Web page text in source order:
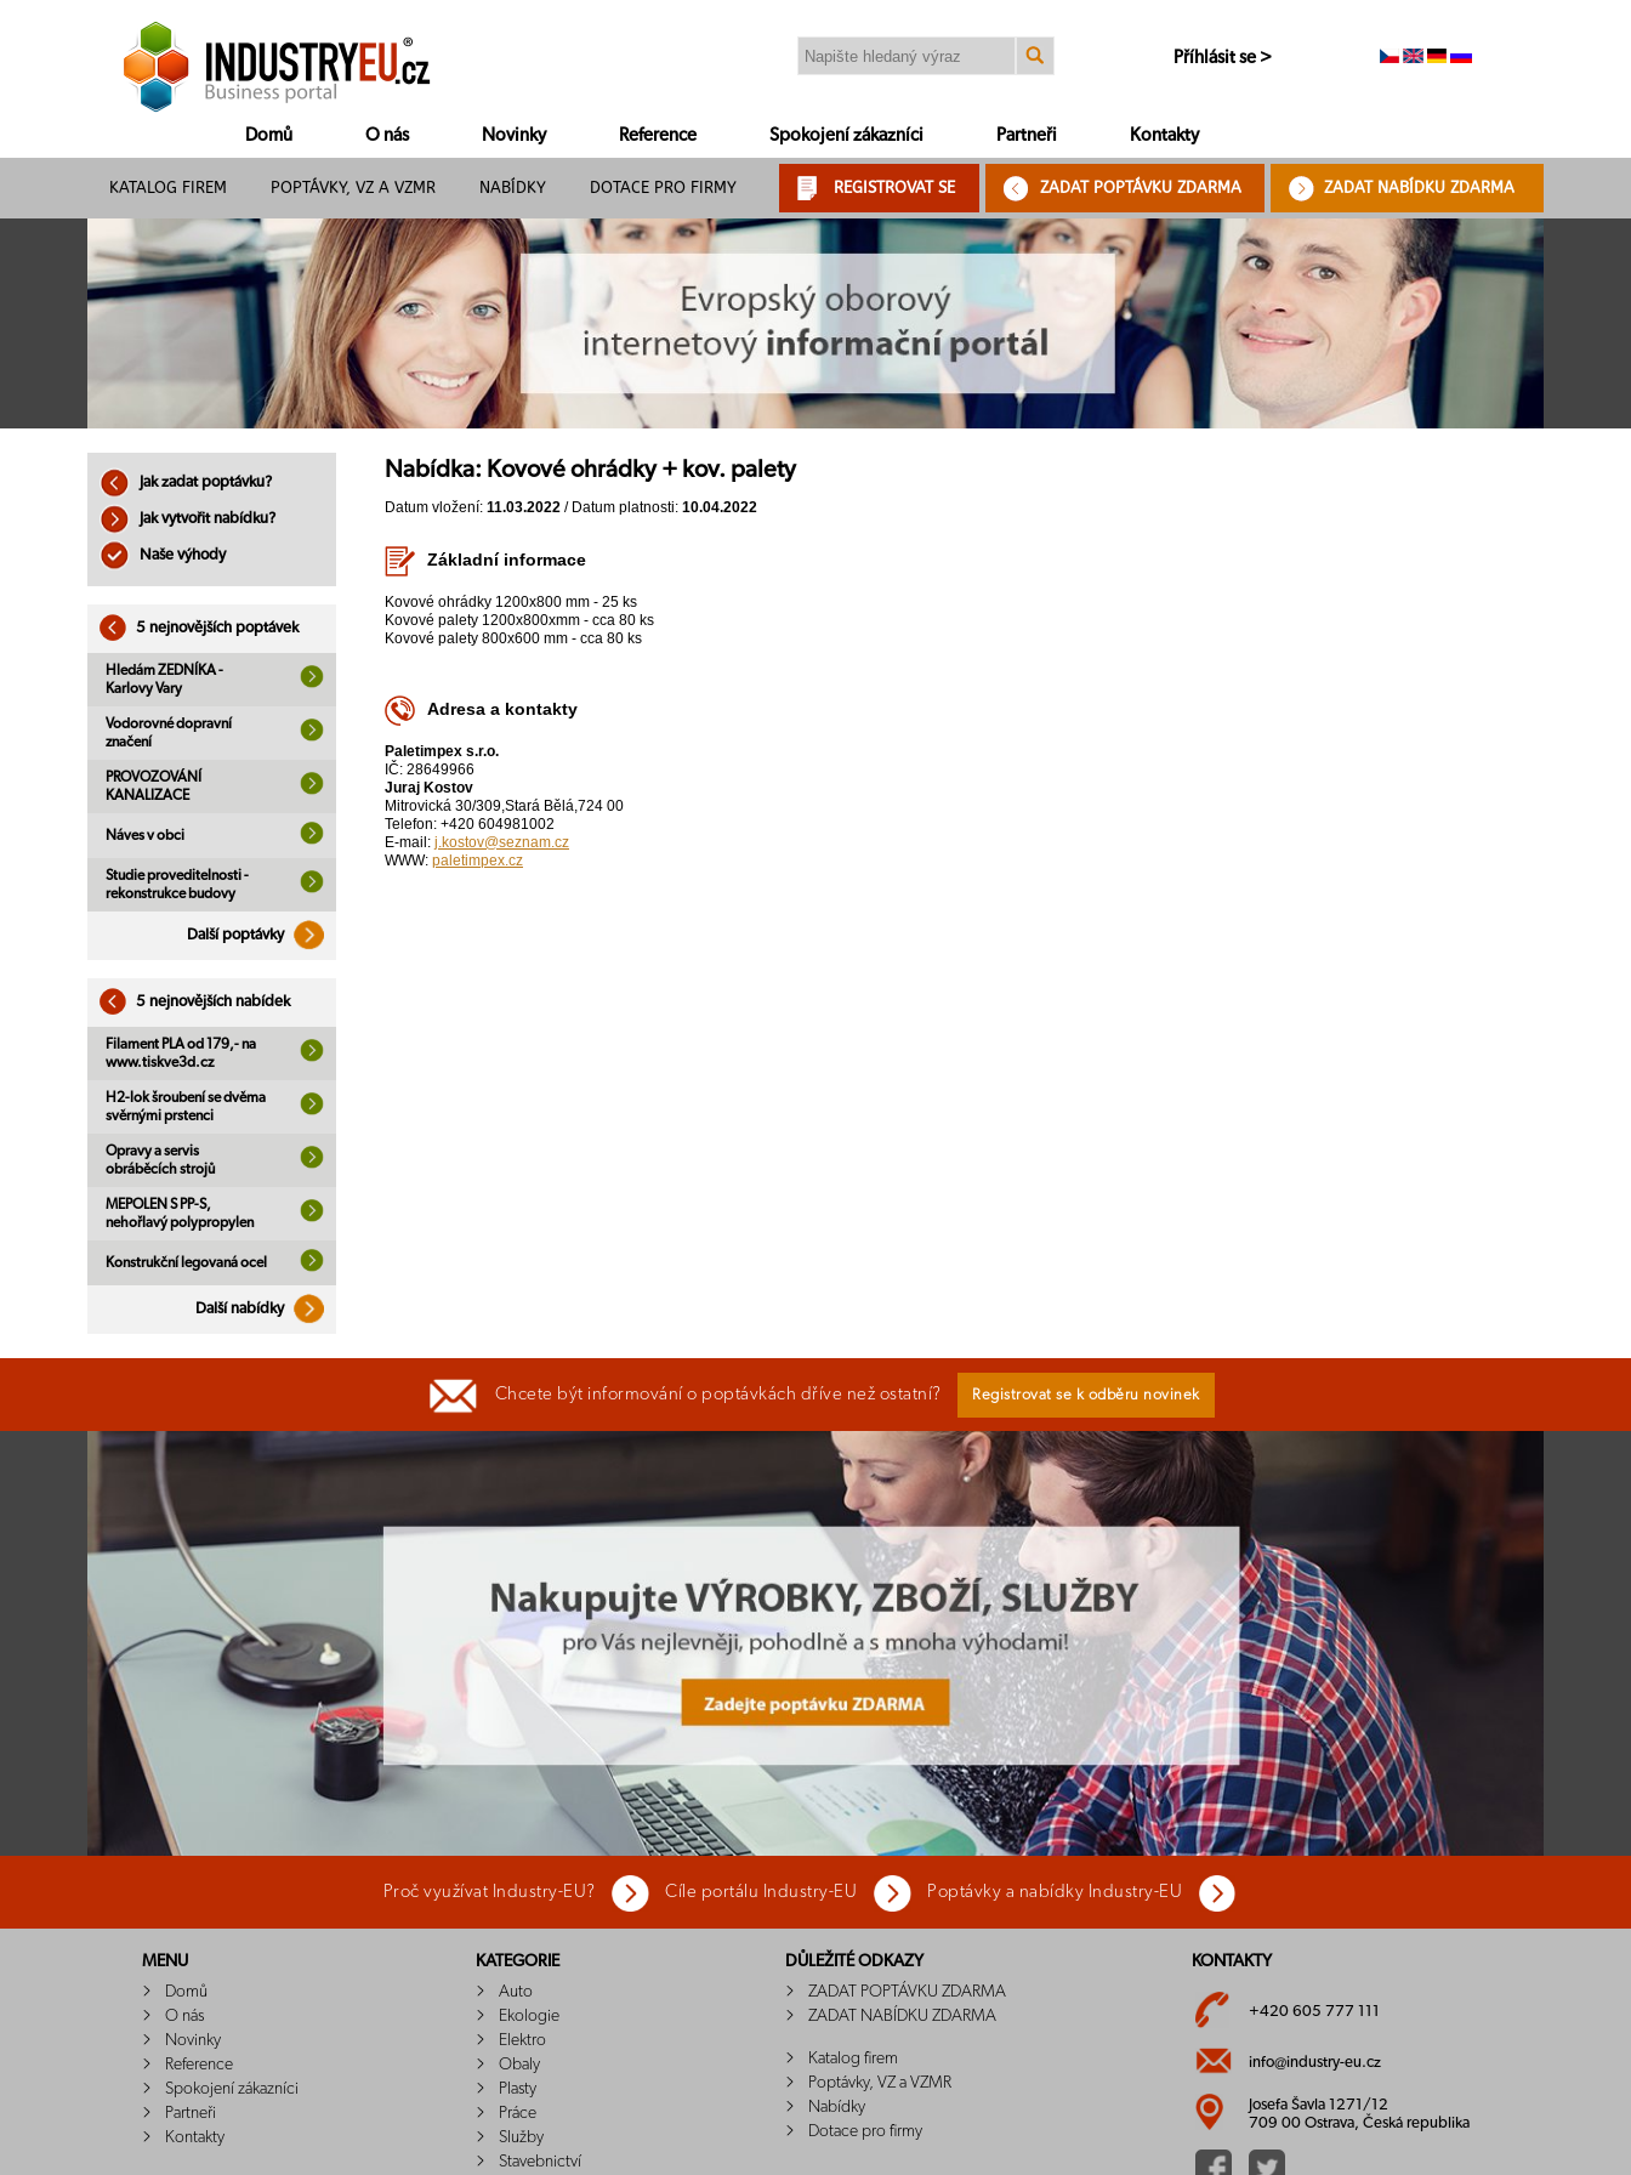
Příhlásit se >
Domů O nás Novinky Reference Spokojení zákazníci Partneři Kontakty
KATALOG FIREM POPTÁVKY, VZ A VZMR NABÍDKY DOTACE PRO FIRMY REGISTROVAT SE ZADAT POPTÁVKU ZDARMA ZADAT NABÍDKU ZDARMA
Jak zadat poptávku?
Jak vytvořit nabídku?
Naše výhody
5 nejnovějších poptávek
Hledám ZEDNÍKA -
Karlovy Vary
Vodorovné dopravní
značení
PROVOZOVÁNÍ
KANALIZACE
Náves v obci
Studie proveditelnosti -
rekonstrukce budovy
Další poptávky
5 nejnovějších nabídek
Filament PLA od 179,- na
www.tiskve3d.cz
H2-lok šroubení se dvěma
svěrnými prstenci
Opravy a servis
obráběcích strojů
MEPOLEN S PP-S,
nehořlavý polypropylen
Konstrukční legovaná ocel
Další nabídky
Nabídka: Kovové ohrádky + kov. palety
Datum vložení: 11.03.2022 / Datum platnosti: 10.04.2022
Základní informace
Kovové ohrádky 1200x800 mm - 25 ks
Kovové palety 1200x800xmm - cca 80 ks
Kovové palety 800x600 mm - cca 80 ks
Adresa a kontakty
Paletimpex s.r.o.
IČ: 28649966
Juraj Kostov
Mitrovická 30/309,Stará Bělá,724 00
Telefon: +420 604981002
E-mail: j.kostov@seznam.cz
WWW: paletimpex.cz
Chcete být informování o poptávkách dříve než ostatní? Registrovat se k odběru novinek
Proč využívat Industry-EU? Cíle portálu Industry-EU Poptávky a nabídky Industry-EU
MENU
Domů
O nás
Novinky
Reference
Spokojení zákazníci
Partneři
Kontakty
KATEGORIE
Auto
Ekologie
Elektro
Obaly
Plasty
Práce
Služby
Stavebnictví
DŮLEŽITÉ ODKAZY
ZADAT POPTÁVKU ZDARMA
ZADAT NABÍDKU ZDARMA
Katalog firem
Poptávky, VZ a VZMR
Nabídky
Dotace pro firmy
KONTAKTY
+420 605 777 111
info@industry-eu.cz
Josefa Šavla 1271/12
709 00 Ostrava, Česká republika